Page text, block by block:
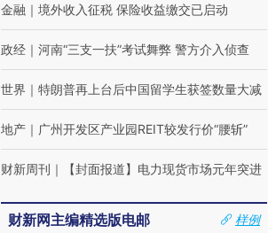
金融 ｜ 境外收入征税 保险收益缴交已启动
政经 ｜ 河南“三支一扶”考试舞弊 警方介入侦查
世界 ｜ 特朗普再上台后中国留学生获签数量大减
地产 ｜ 广州开发区产业园REIT较发行价“腰斩”
财新周刊 ｜ 【封面报道】电力现货市场元年突进
财新网主编精选版电邮
样例